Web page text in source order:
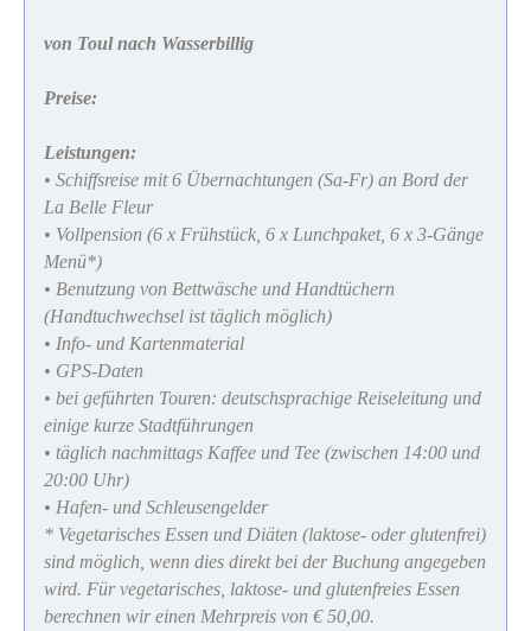
von Toul nach Wasserbillig
Preise:
Leistungen:
• Schiffsreise mit 6 Übernachtungen (Sa-Fr) an Bord der
La Belle Fleur
• Vollpension (6 x Frühstück, 6 x Lunchpaket, 6 x 3-Gänge
Menü*)
• Benutzung von Bettwäsche und Handtüchern
(Handtuchwechsel ist täglich möglich)
• Info- und Kartenmaterial
• GPS-Daten
• bei geführten Touren: deutschsprachige Reiseleitung und
einige kurze Stadtführungen
• täglich nachmittags Kaffee und Tee (zwischen 14:00 und
20:00 Uhr)
• Hafen- und Schleusengelder
* Vegetarisches Essen und Diäten (laktose- oder glutenfrei)
sind möglich, wenn dies direkt bei der Buchung angegeben
wird. Für vegetarisches, laktose- und glutenfreies Essen
berechnen wir einen Mehrpreis von € 50,00.